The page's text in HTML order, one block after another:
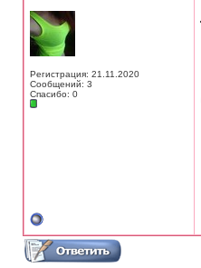
Регистрация: 21.11.2020
Сообщений: 3
Спасибо: 0